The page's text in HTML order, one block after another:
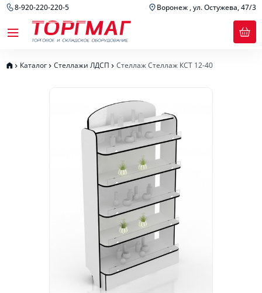
8-920-220-220-5 Воронеж , ул. Остужева, 47/3
Каталог Стеллажи ЛДСП Стеллаж Стеллаж КСТ 12-40